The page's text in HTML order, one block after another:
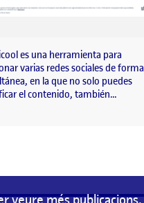
es una herramienta para
varias redes sociales de forma
en la que no solo puedes
el contenido, también…